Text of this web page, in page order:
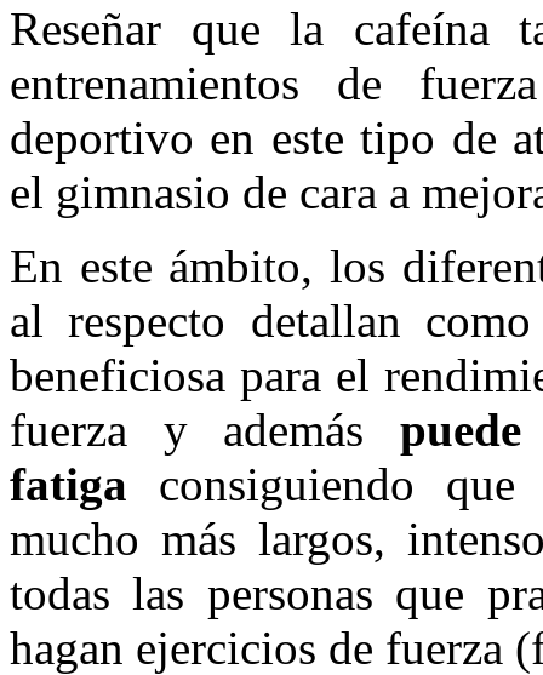
Reseñar que la cafeína
entrenamientos de
deportivo en este tipo de
el gimnasio de cara a
En este ámbito, los
al respecto detallan
beneficiosa para el
fuerza y además
fatiga consiguiendo que
mucho más largos,
todas las personas que
hagan ejercicios de fuerza